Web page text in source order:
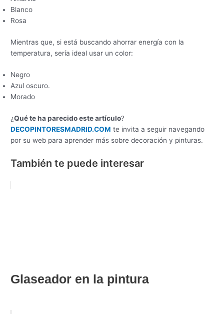
Blanco
Rosa
Mientras que, si está buscando ahorrar energía con la
temperatura, sería ideal usar un color:
Negro
Azul oscuro.
Morado
¿Qué te ha parecido este artículo?
DECOPINTORESMADRID.COM te invita a seguir navegando
por su web para aprender más sobre decoración y pinturas.
También te puede interesar
Glaseador en la pintura